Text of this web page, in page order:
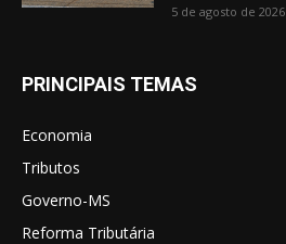
5 de agosto de 2026
PRINCIPAIS TEMAS
Economia
Tributos
Governo-MS
Reforma Tributária